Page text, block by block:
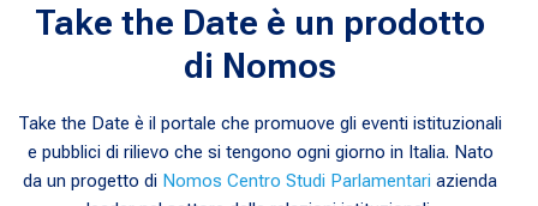
Take the Date è un prodotto
di Nomos
Take the Date è il portale che promuove gli eventi istituzionali
e pubblici di rilievo che si tengono ogni giorno in Italia. Nato
da un progetto di Nomos Centro Studi Parlamentari azienda